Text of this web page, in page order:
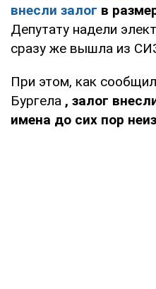
внесли залог в
Депутату надели
сразу же вышла из
При этом, как
Бургела , залог
имена до сих пор